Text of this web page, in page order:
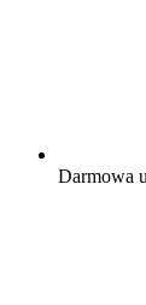
Darmowa